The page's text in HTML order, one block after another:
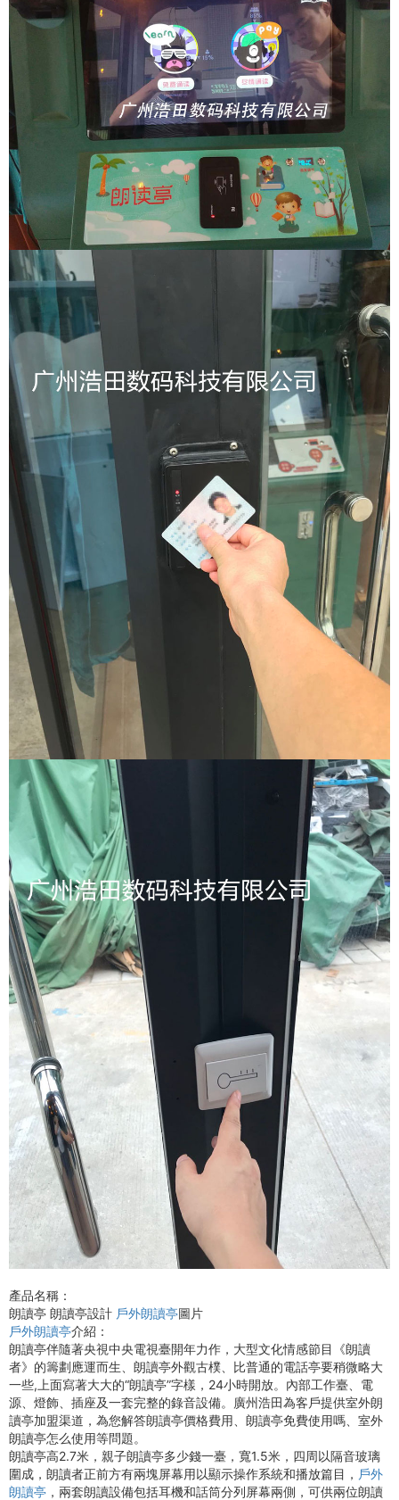
產品名稱：
朗讀亭 朗讀亭設計 戶外朗讀亭圖片
戶外朗讀亭介紹：
朗讀亭伴隨著央視中央電視臺開年力作，大型文化情感節目《朗讀
者》的籌劃應運而生、朗讀亭外觀古樸、比普通的電話亭要稍微略大
一些,上面寫著大大的“朗讀亭”字樣，24小時開放。內部工作臺、電
源、燈飾、插座及一套完整的錄音設備。廣州浩田為客戶提供室外朗
讀亭加盟渠道，為您解答朗讀亭價格費用、朗讀亭免費使用嗎、室外
朗讀亭怎么使用等問題。
朗讀亭高2.7米，親子朗讀亭多少錢一臺，寬1.5米，四周以隔音玻璃
圍成，朗讀者正前方有兩塊屏幕用以顯示操作系統和播放篇目， 戶外
朗讀亭 ，兩套朗讀設備包括耳機和話筒分列屏幕兩側，可供兩位朗讀